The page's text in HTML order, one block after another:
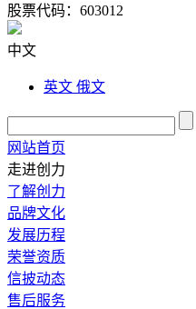
股票代码： 603012
中文
英文 俄文
网站首页
走进创力
了解创力
品牌文化
发展历程
荣誉资质
信披动态
售后服务